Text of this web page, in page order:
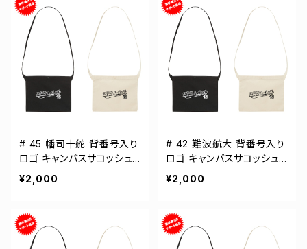
# 45 幡司十舵 背番号入り
ロゴ キャンバスサコッシュ
選手還元 2カラー 001461
¥2,000
# 42 難波航大 背番号入り
ロゴ キャンバスサコッシュ
選手還元 2カラー 001461
¥2,000